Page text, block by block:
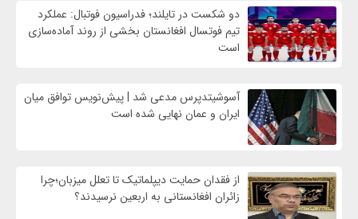
دو شکست در تایلند؛ فدراسیون فوتبال: عملکرد
تیم فوتسال افغانستان بخشی از روند آماده‌سازی
است
آسوشیتدپرس مدعی شد | پیش‌نویس توافق میان
ایران و عمان نهایی شده است
از فقدان حمایت دیپلماتیک تا تعلل میزبان؛چرا
زائران افغانستانی به اربعین نرسیدند؟